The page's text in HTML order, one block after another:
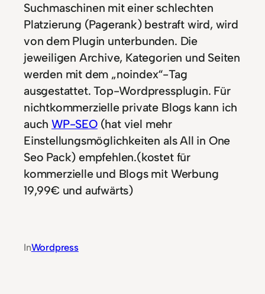
Suchmaschinen mit einer schlechten
Platzierung (Pagerank) bestraft wird, wird
von dem Plugin unterbunden. Die
jeweiligen Archive, Kategorien und Seiten
werden mit dem „noindex“-Tag
ausgestattet. Top-Wordpressplugin. Für
nichtkommerzielle private Blogs kann ich
auchWP-SEO(hat viel mehr
Einstellungsmöglichkeiten als All in One
Seo Pack) empfehlen.(kostet für
kommerzielle und Blogs mit Werbung
19,99€ und aufwärts)
InWordpress